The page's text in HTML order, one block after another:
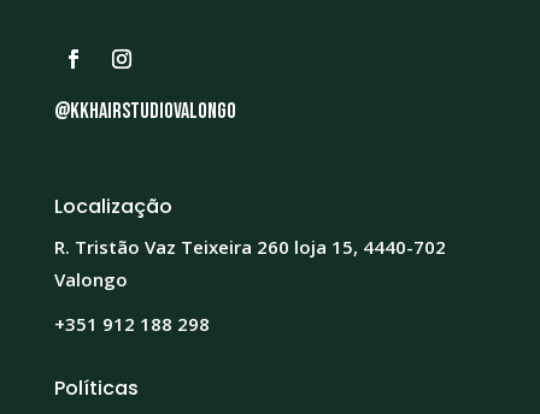
@kkhairstudiovalongo
Localização
R. Tristão Vaz Teixeira 260 loja 15, 4440-702
Valongo
+351 912 188 298
Políticas